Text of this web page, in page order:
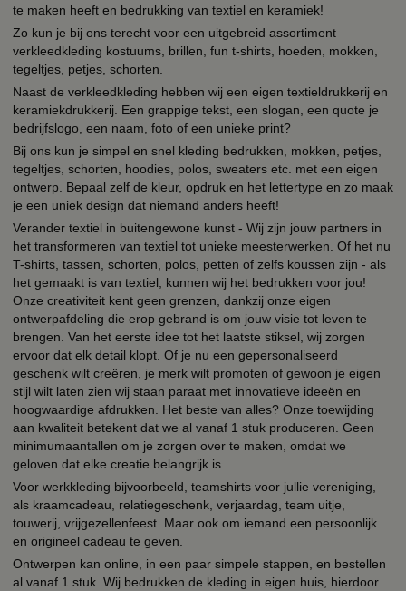
te maken heeft en bedrukking van textiel en keramiek!
Zo kun je bij ons terecht voor een uitgebreid assortiment
verkleedkleding kostuums, brillen, fun t-shirts, hoeden, mokken,
tegeltjes, petjes, schorten.
Naast de verkleedkleding hebben wij een eigen textieldrukkerij en
keramiekdrukkerij. Een grappige tekst, een slogan, een quote je
bedrijfslogo, een naam, foto of een unieke print?
Bij ons kun je simpel en snel kleding bedrukken, mokken, petjes,
tegeltjes, schorten, hoodies, polos, sweaters etc. met een eigen
ontwerp. Bepaal zelf de kleur, opdruk en het lettertype en zo maak
je een uniek design dat niemand anders heeft!
Verander textiel in buitengewone kunst - Wij zijn jouw partners in
het transformeren van textiel tot unieke meesterwerken. Of het nu
T-shirts, tassen, schorten, polos, petten of zelfs koussen zijn - als
het gemaakt is van textiel, kunnen wij het bedrukken voor jou!
Onze creativiteit kent geen grenzen, dankzij onze eigen
ontwerpafdeling die erop gebrand is om jouw visie tot leven te
brengen. Van het eerste idee tot het laatste stiksel, wij zorgen
ervoor dat elk detail klopt. Of je nu een gepersonaliseerd
geschenk wilt creëren, je merk wilt promoten of gewoon je eigen
stijl wilt laten zien wij staan paraat met innovatieve ideeën en
hoogwaardige afdrukken. Het beste van alles? Onze toewijding
aan kwaliteit betekent dat we al vanaf 1 stuk produceren. Geen
minimumaantallen om je zorgen over te maken, omdat we
geloven dat elke creatie belangrijk is.
Voor werkkleding bijvoorbeeld, teamshirts voor jullie vereniging,
als kraamcadeau, relatiegeschenk, verjaardag, team uitje,
touwerij, vrijgezellenfeest. Maar ook om iemand een persoonlijk
en origineel cadeau te geven.
Ontwerpen kan online, in een paar simpele stappen, en bestellen
al vanaf 1 stuk. Wij bedrukken de kleding in eigen huis, hierdoor